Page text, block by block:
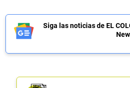
Siga las noticias de EL